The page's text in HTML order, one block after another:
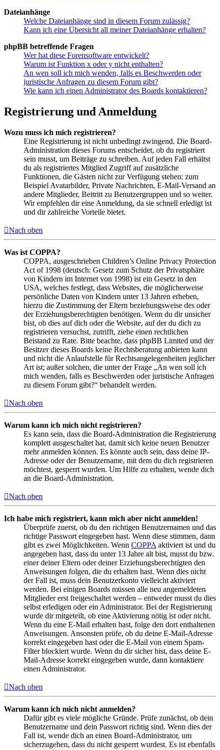
Dateianhänge
Welche Dateianhänge sind in diesem Forum zulässig?
Kann ich eine Übersicht all meiner Dateianhänge erhalten?
phpBB betreffende Fragen
Wer hat diese Forensoftware entwickelt?
Warum ist Funktion x oder y nicht enthalten?
An wen soll ich mich wenden, falls es Beschwerden oder
juristische Anfragen zu diesem Forum gibt?
Wie kann ich einen Administrator des Boards kontaktieren?
Registrierung und Anmeldung
Wozu muss ich mich registrieren?
Eine Registrierung ist nicht unbedingt zwingend. Die Board-
Administration dieses Forums entscheidet, ob du registriert
sein musst, um Beiträge zu schreiben. Auf jeden Fall erhältst
du als registriertes Mitglied Zugriff auf zusätzliche
Funktionen, die Gästen nicht zur Verfügung stehen: zum
Beispiel Avatarbilder, Private Nachrichten, E-Mail-Versand an
andere Mitglieder, Beitritt zu Benutzergruppen und so weiter.
Wir empfehlen dir eine Anmeldung, da sie schnell erledigt ist
und dir zahlreiche Vorteile bietet.
Nach oben
Was ist COPPA?
COPPA, ausgeschrieben Children’s Online Privacy Protection
Act of 1998 (deutsch: Gesetz zum Schutz der Privatsphäre
von Kindern im Internet von 1998) ist ein Gesetz in den
USA, welches festlegt, dass Websites, die möglicherweise
persönliche Daten von Kindern unter 13 Jahren erheben,
hierzu die Zustimmung der Eltern beziehungsweise des oder
der Erziehungsberechtigten benötigen. Wenn du dir unsicher
bist, ob dies auf dich oder die Website, auf der du dich zu
registrieren versuchst, zutrifft, ziehe einen rechtlichen
Beistand zu Rate. Bitte beachte, dass phpBB Limited und der
Besitzer dieses Boards keine Rechtsberatung anbieten kann
und nicht die Anlaufstelle für Rechtsangelegenheiten jeglicher
Art ist; außer solchen, die unter der Frage „An wen soll ich
mich wenden, falls es Beschwerden oder juristische Anfragen
zu diesem Forum gibt?“ behandelt werden.
Nach oben
Warum kann ich mich nicht registrieren?
Es kann sein, dass die Board-Administration die Registrierung
komplett ausgeschaltet hat, damit sich keine neuen Benutzer
mehr anmelden können. Es könnte auch sein, dass deine IP-
Adresse oder der Benutzername, mit dem du dich registrieren
möchtest, gesperrt wurden. Um Hilfe zu erhalten, wende dich
an die Board-Administration.
Nach oben
Ich habe mich registriert, kann mich aber nicht anmelden!
Überprüfe zuerst, ob du den richtigen Benutzernamen und das
richtige Passwort eingegeben hast. Wenn diese stimmen, dann
gibt es zwei Möglichkeiten. Wenn COPPA aktiviert ist und du
angegeben hast, dass du unter 13 Jahre alt bist, musst du bzw.
einer deiner Eltern oder deiner Erziehungsberechtigten den
Anweisungen folgen, die du erhalten hast. Wenn dies nicht
der Fall ist, muss dein Benutzerkonto vielleicht aktiviert
werden. Bei einigen Boards müssen alle neu angemeldeten
Mitglieder erst freigeschaltet werden – entweder musst du dies
selbst erledigen oder ein Administrator. Bei der Registrierung
wurde dir mitgeteilt, ob eine Aktivierung nötig ist oder nicht.
Wenn du eine E-Mail erhalten hast, folge den dort enthaltenen
Anweisungen. Ansonsten prüfe, ob du deine E-Mail-Adresse
korrekt eingegeben hast oder die E-Mail von einem Spam-
Filter blockiert wurde. Wenn du dir sicher bist, dass deine E-
Mail-Adresse korrekt eingegeben wurde, dann kontaktiere
einen Administrator.
Nach oben
Warum kann ich mich nicht anmelden?
Dafür gibt es viele mögliche Gründe. Prüfe zunächst, ob dein
Benutzername und dein Passwort richtig sind. Wenn dies der
Fall ist, wende dich an einen Board-Administrator, um
sicherzugehen, dass du nicht gesperrt wurdest. Es ist ebenfalls